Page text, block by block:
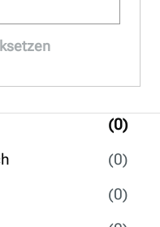
(0)
(0)
(0)